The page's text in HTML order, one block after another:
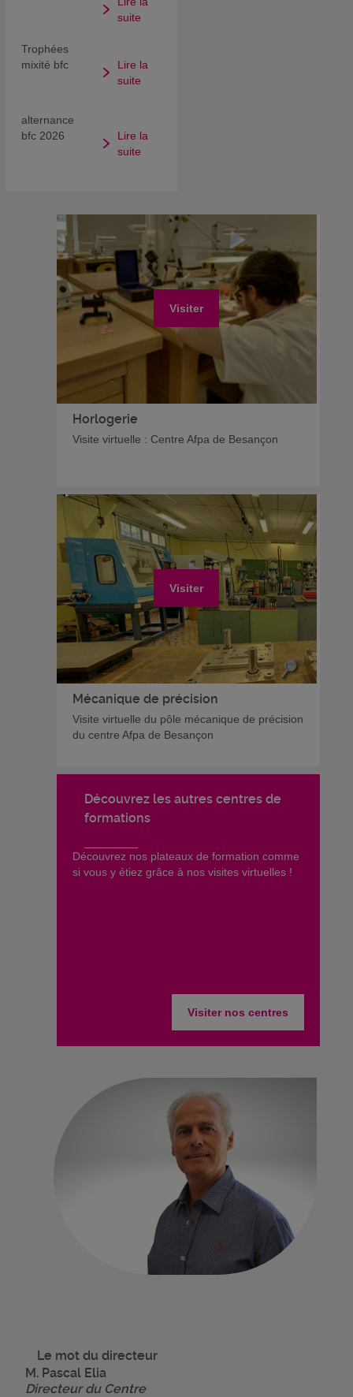
suite
Trophées
mixité bfc
Lire la
suite
alternance
bfc 2026
Lire la
suite
Visiter
Horlogerie
Visite virtuelle : Centre Afpa de Besançon
Visiter
Mécanique de précision
Visite virtuelle du pôle mécanique de précision
du centre Afpa de Besançon
Découvrez les autres centres de
formations
​Découvrez nos plateaux de formation comme
si vous y étiez grâce à nos visites virtuelles !
Visiter nos centres
Le mot du directeur
M. Pascal Elia
Directeur du Centre